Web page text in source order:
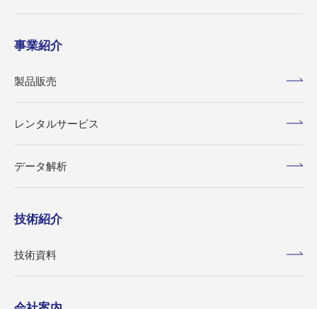
事業紹介
製品販売
レンタルサービス
データ解析
技術紹介
技術資料